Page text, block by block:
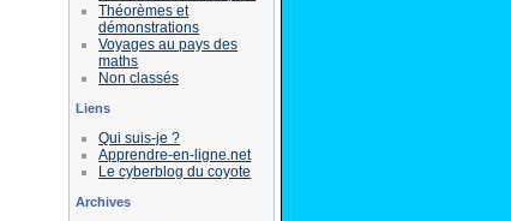
Théorèmes et
démonstrations
Voyages au pays des
maths
Non classés
Liens
Qui suis-je ?
Apprendre-en-ligne.net
Le cyberblog du coyote
Archives